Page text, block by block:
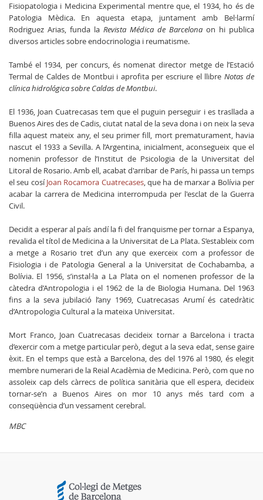
Fisiopatologia i Medicina Experimental mentre que, el 1934, ho és de
Patologia Mèdica. En aquesta etapa, juntament amb Bel·larmí
Rodriguez Arias, funda la Revista Médica de Barcelona on hi publica
diversos articles sobre endocrinologia i reumatisme.
També el 1934, per concurs, és nomenat director metge de l’Estació
Termal de Caldes de Montbui i aprofita per escriure el llibre Notas de
clínica hidrológica sobre Caldas de Montbui.
El 1936, Joan Cuatrecasas tem que el puguin perseguir i es trasllada a
Buenos Aires des de Cadis, ciutat natal de la seva dona i on neix la seva
filla aquest mateix any, el seu primer fill, mort prematurament, havia
nascut el 1933 a Sevilla. A l’Argentina, inicialment, aconsegueix que el
nomenin professor de l’Institut de Psicologia de la Universitat del
Litoral de Rosario. Amb ell, acabat d'arribar de París, hi passa un temps
el seu cosíJoan Rocamora Cuatrecases, que ha de marxar a Bolívia per
acabar la carrera de Medicina interrompuda per l'esclat de la Guerra
Civil.
Decidit a esperar al país andí la fi del franquisme per tornar a Espanya,
revalida el títol de Medicina a la Universitat de La Plata. S’estableix com
a metge a Rosario tret d’un any que exerceix com a professor de
Fisiologia i de Patologia General a la Universitat de Cochabamba, a
Bolívia. El 1956, s’instal·la a La Plata on el nomenen professor de la
càtedra d’Antropologia i el 1962 de la de Biologia Humana. Del 1963
fins a la seva jubilació l’any 1969, Cuatrecasas Arumí és catedràtic
d’Antropologia Cultural a la mateixa Universitat.
Mort Franco, Joan Cuatrecasas decideix tornar a Barcelona i tracta
d’exercir com a metge particular però, degut a la seva edat, sense gaire
èxit. En el temps que està a Barcelona, des del 1976 al 1980, és elegit
membre numerari de la Reial Acadèmia de Medicina. Però, com que no
assoleix cap dels càrrecs de política sanitària que ell espera, decideix
tornar-se’n a Buenos Aires on mor 10 anys més tard com a
conseqüència d’un vessament cerebral.
MBC